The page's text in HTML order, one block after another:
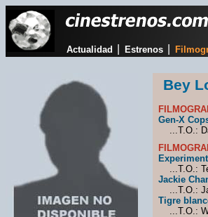
Actualidad Estrenos
Bey
Gen-X
...T.O.:
...T.O.:
Jackie
...T.O.:
Tigre
...T.O.: